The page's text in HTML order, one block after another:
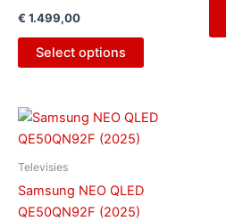
€ 1.499,00
Select options
Televisies
Samsung NEO QLED
QE50QN92F (2025)